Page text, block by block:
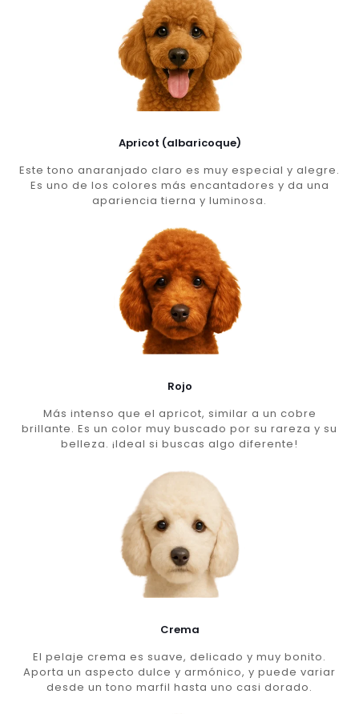
Apricot (albaricoque)
Este tono anaranjado claro es muy especial y alegre.
Es uno de los colores más encantadores y da una
apariencia tierna y luminosa.
Rojo
Más intenso que el apricot, similar a un cobre
brillante. Es un color muy buscado por su rareza y su
belleza. ¡Ideal si buscas algo diferente!
Crema
El pelaje crema es suave, delicado y muy bonito.
Aporta un aspecto dulce y armónico, y puede variar
desde un tono marfil hasta uno casi dorado.